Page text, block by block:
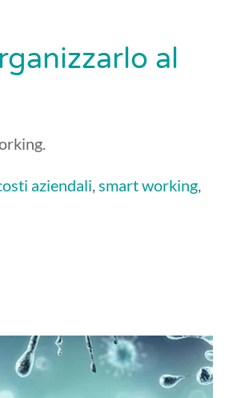
al
aziendali,smart working,